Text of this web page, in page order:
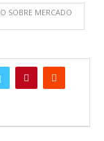
SOBRE MERCADO